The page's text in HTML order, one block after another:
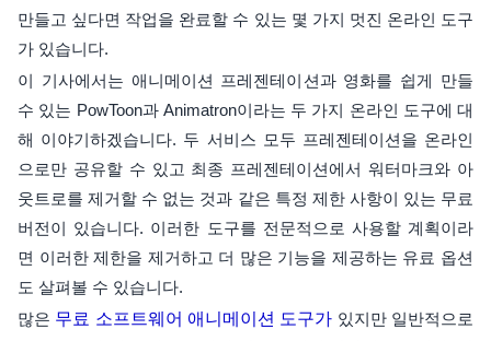
만들고 싶다면 작업을 완료할 수 있는 몇 가지 멋진 온라인 도구
가 있습니다.
이 기사에서는 애니메이션 프레젠테이션과 영화를 쉽게 만들
수 있는 PowToon과 Animatron이라는 두 가지 온라인 도구에 대
해 이야기하겠습니다. 두 서비스 모두 프레젠테이션을 온라인
으로만 공유할 수 있고 최종 프레젠테이션에서 워터마크와 아
웃트로를 제거할 수 없는 것과 같은 특정 제한 사항이 있는 무료
버전이 있습니다. 이러한 도구를 전문적으로 사용할 계획이라
면 이러한 제한을 제거하고 더 많은 기능을 제공하는 유료 옵션
도 살펴볼 수 있습니다.
많은 무료 소프트웨어 애니메이션 도구가 있지만 일반적으로